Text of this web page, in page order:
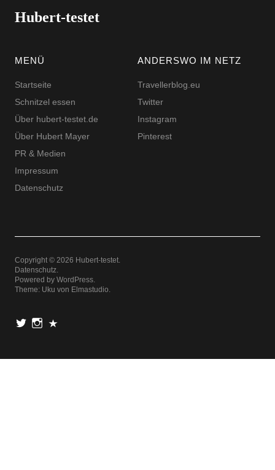
Hubert-testet
MENÜ
Startseite
Schnitzel essen
Über hubert-testet.de
Über Hubert Mayer
PR & Medien
Impressum
Datenschutz
ANDERSWO IM NETZ
Travellerblog.eu
Twitter
Instagram
Pinterest
Copyright © 2026 Hubert-testet
Datenschutz
Powered by WordPress
Theme: Uku von Elmastudio